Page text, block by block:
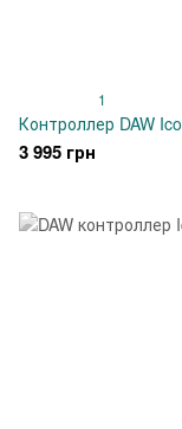
1
Контроллер DAW
3 995 грн